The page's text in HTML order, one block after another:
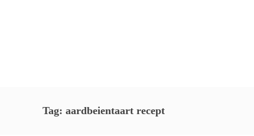
Tag: aardbeientaart recept